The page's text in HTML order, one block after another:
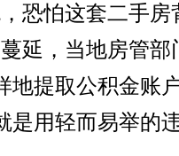
恐怕这套二手
延，当地房管
地提取公积金账
是用轻而易举的